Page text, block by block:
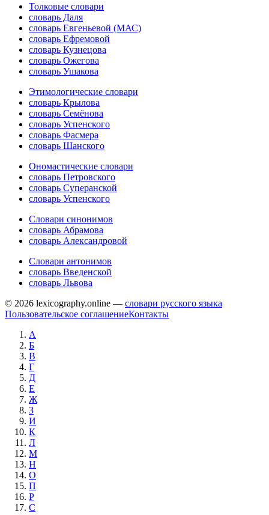
Толковые словари
словарь Даля
словарь Евгеньевой (МАС)
словарь Ефремовой
словарь Кузнецова
словарь Ожегова
словарь Ушакова
Этимологические словари
словарь Крылова
словарь Семёнова
словарь Успенского
словарь Фасмера
словарь Шанского
Ономастические словари
словарь Петровского
словарь Суперанской
словарь Успенского
Словари синонимов
словарь Абрамова
словарь Александровой
Словари антонимов
словарь Введенской
словарь Львова
© 2026 lexicography.online — словари русского языка
Пользовательское соглашениеКонтакты
А
Б
В
Г
Д
Е
Ж
З
И
К
Л
М
Н
О
П
Р
С